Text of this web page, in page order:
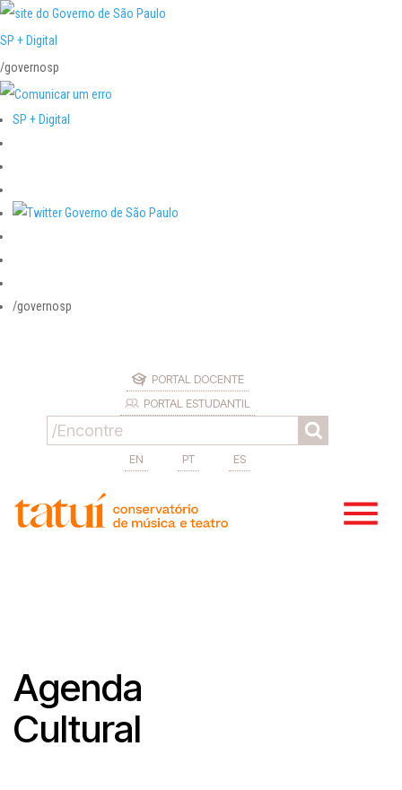
SP + Digital
/governosp
SP + Digital
/governosp
PORTAL DOCENTE
PORTAL ESTUDANTIL
EN PT ES
Agenda
Cultural